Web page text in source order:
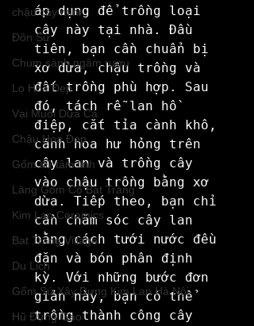
chậu cây mini
Đôn Sứ
Chum sành ngâm rượu
Lọ Hoa Đẹp
Vại Muối Dưa Cà
Chậu Hoa Đẹp
Gốm sứ tâm linh
Làng Gốm Cổ Bát Tràng
Kim Lan Ceramics
Bat Trang Village
Du Lịch
Gốm Sứ Xây Dựng Kim Lan Hà Nội
Hũ Đựng Gạo
áp dụng để trồng loại
cây này tại nhà. Đầu
tiên, bạn cần chuẩn bị
xơ dừa, chậu trồng và
đất trồng phù hợp. Sau
đó, tách rễ lan hồ
điệp, cắt tỉa cành khô,
cánh hoa hư hỏng trên
cây lan và trồng cây
vào chậu trồng bằng xơ
dừa. Tiếp theo, bạn chỉ
cần chăm sóc cây lan
bằng cách tưới nước đều
đặn và bón phân định
kỳ. Với những bước đơn
giản này, bạn có thể
trồng thành công cây